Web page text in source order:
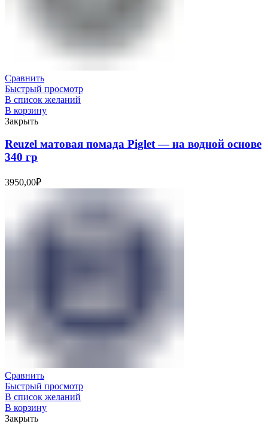
Сравнить
Быстрый просмотр
В список желаний
В корзину
Закрыть
Reuzel матовая помада Piglet — на водной основе
340 гр
3950,00₽
Сравнить
Быстрый просмотр
В список желаний
В корзину
Закрыть